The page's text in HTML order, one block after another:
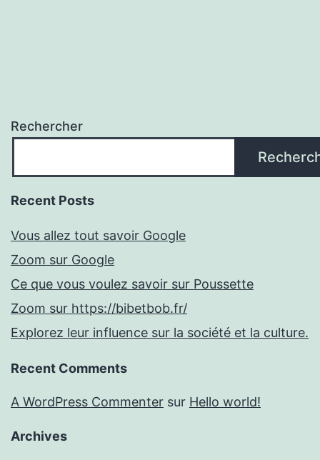
Rechercher
Recent Posts
Vous allez tout savoir Google
Zoom sur Google
Ce que vous voulez savoir sur Poussette
Zoom sur https://bibetbob.fr/
Explorez leur influence sur la société et la culture.
Recent Comments
A WordPress Commenter sur Hello world!
Archives